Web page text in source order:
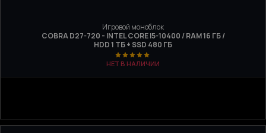
Игровой моноблок
COBRA D27-720 - INTEL CORE I5-10400 / RAM 16 ГБ /
HDD 1 ТБ + SSD 480 ГБ
НЕТ В НАЛИЧИИ